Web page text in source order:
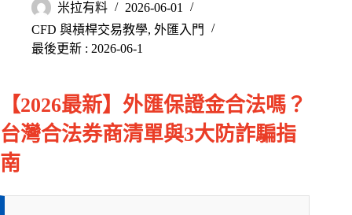
米拉有料
2026-06-01
CFD 與槓桿交易教學, 外匯入門
最後更新 : 2026-06-1
【2026最新】外匯保證金合法嗎？
台灣合法券商清單與3大防詐騙指
南